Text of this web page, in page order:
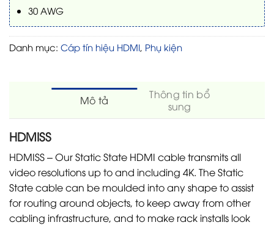
30 AWG
Danh mục: Cáp tín hiệu HDMI, Phụ kiện
Mô tả
Thông tin bổ
sung
HDMISS
HDMISS – Our Static State HDMI cable transmits all
video resolutions up to and including 4K. The Static
State cable can be moulded into any shape to assist
for routing around objects, to keep away from other
cabling infrastructure, and to make rack installs look